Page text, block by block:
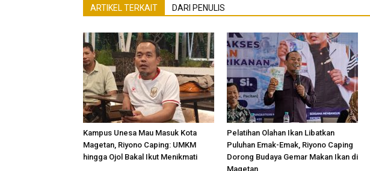
ARTIKEL TERKAIT DARI PENULIS
Kampus Unesa Mau Masuk Kota
Magetan, Riyono Caping: UMKM
hingga Ojol Bakal Ikut Menikmati
Pelatihan Olahan Ikan Libatkan
Puluhan Emak-Emak, Riyono Caping
Dorong Budaya Gemar Makan Ikan di
Magetan